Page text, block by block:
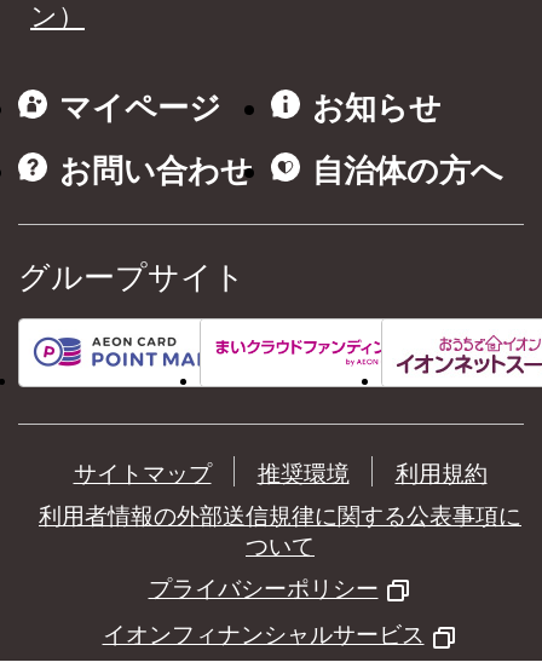
ン）
マイページ
お知らせ
お問い合わせ
自治体の方へ
グループサイト
サイトマップ 推奨環境
利用規約
利用者情報の外部送信規律に関する公表事項に
ついて
プライバシーポリシー
イオンフィナンシャルサービス